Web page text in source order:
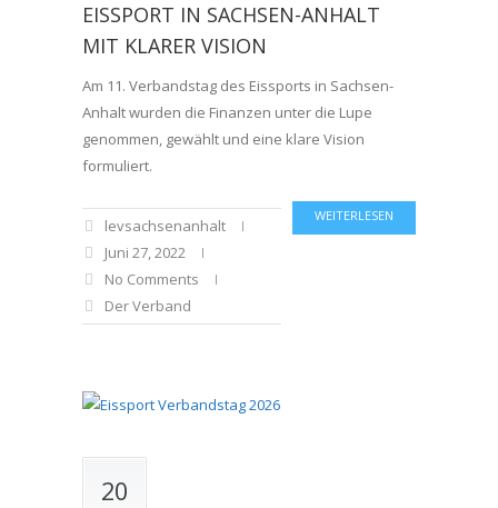
EISSPORT IN SACHSEN-ANHALT
MIT KLARER VISION
Am 11. Verbandstag des Eissports in Sachsen-
Anhalt wurden die Finanzen unter die Lupe
genommen, gewählt und eine klare Vision
formuliert.
WEITERLESEN
levsachsenanhalt
Juni 27, 2022
No Comments
Der Verband
20